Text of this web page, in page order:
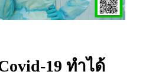
19 ทำได้